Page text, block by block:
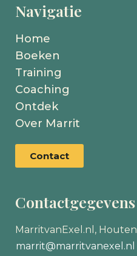
Navigatie
Home
Boeken
Training
Coaching
Ontdek
Over Marrit
Contact
Contactgegevens
MarritvanExel.nl, Houten
marrit@marritvanexel.nl